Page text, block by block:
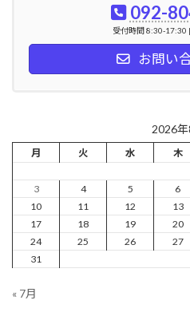
092-
受付時間 8:30-17:30
お問い
2026年
月 火 水 木
3
4 5 6
10
11 12 13
17
18 19 20
24
25 26 27
31
« 7月